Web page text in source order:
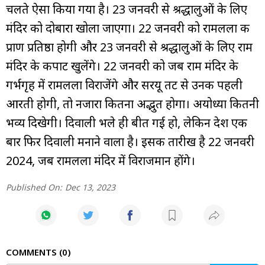
चलते ऐसा किया गया है। 23 जनवरी से श्रद्धालुओं के लिए
मंदिर को दोबारा खोला जाएगा। 22 जनवरी को रामलला की
प्राण प्रतिष्ठा होगी और 23 जनवरी से श्रद्धालुओं के लिए राम
मंदिर के कपाट खुलेंगे। 22 जनवरी को जब राम मंदिर के
गर्भगृह में रामलला विराजेंगे और सरयू तट से उनकी पहली
आरती होगी, तो नजारा कितना अद्भुत होगा। अयोध्या कितनी
भव्य दिखेगी। दिवाली भले ही बीत गई हो, लेकिन देश एक
बार फिर दिवाली मनाने वाला है। इसकी तारीख है 22 जनवरी
2024, जब रामलला मंदिर में विराजमान होंगे।
Published On: Dec 13, 2023
COMMENTS 0